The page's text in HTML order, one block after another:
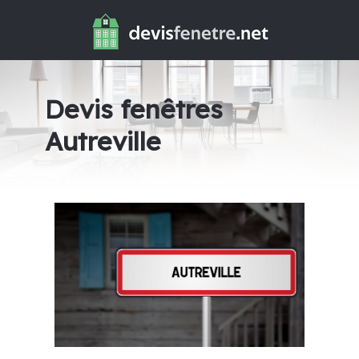
Devis fenêtres
Autreville